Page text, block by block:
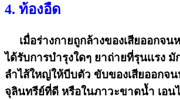
4. ท้องอืด
เมื่อร่างกายถูกล้างของเสียออกจนห
ได้รับการบำรุงใดๆ ยาถ่ายที่รุนเเรง
ลำไส้ใหญ่ให้บีบตัว ขับของเสียออกจน
จุลินทรีย์ที่ดี หรือในภาวะขาดน้ำ เอ